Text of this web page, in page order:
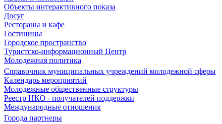
Объекты интерактивного показа
Досуг
Рестораны и кафе
Гостиницы
Городское пространство
Туристско-информационный Центр
Молодежная политика
Справочник муниципальных учреждений молодежной сферы
Календарь мероприятий
Молодежные общественные структуры
Реестр НКО - получателей поддержки
Международные отношения
Города партнеры